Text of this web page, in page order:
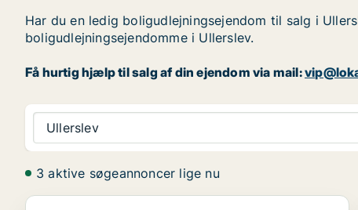
Har du en ledig boligudlejningsejendom til salg i
boligudlejningsejendomme i Ullerslev.
Få hurtig hjælp til salg af din ejendom via mail:
Ullerslev
3 aktive søgeannoncer lige nu